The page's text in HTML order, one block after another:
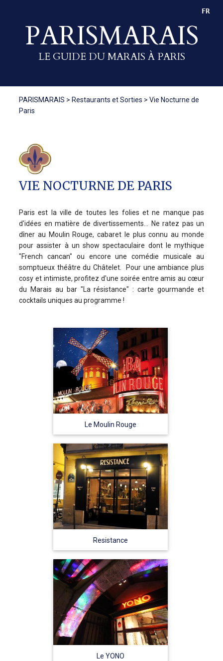
PARISMARAIS
LE GUIDE DU MARAIS À PARIS
FR
PARISMARAIS > Restaurants et Sorties > Vie Nocturne de
Paris
VIE NOCTURNE DE PARIS
Paris est la ville de toutes les folies et ne manque pas
d'idées en matière de divertissements... Ne ratez pas un
dîner au Moulin Rouge, cabaret le plus connu au monde
pour assister à un show spectaculaire dont le mythique
"French cancan" ou encore une comédie musicale au
somptueux théâtre du Châtelet. Pour une ambiance plus
cosy et intimiste, profitez d'une soirée entre amis au cœur
du Marais au bar "La résistance" : carte gourmande et
cocktails uniques au programme !
Le Moulin Rouge
Resistance
Le YONO